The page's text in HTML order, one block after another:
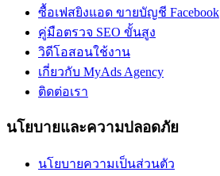
ซื้อเฟสยิงแอด ขายบัญชี Facebook
คู่มือตรวจ SEO ขั้นสูง
วิดีโอสอนใช้งาน
เกี่ยวกับ MyAds Agency
ติดต่อเรา
นโยบายและความปลอดภัย
นโยบายความเป็นส่วนตัว